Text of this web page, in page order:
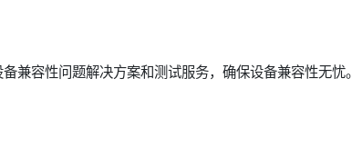
兼容性问题解决方案和测试服务，确保设备兼容性无忧。